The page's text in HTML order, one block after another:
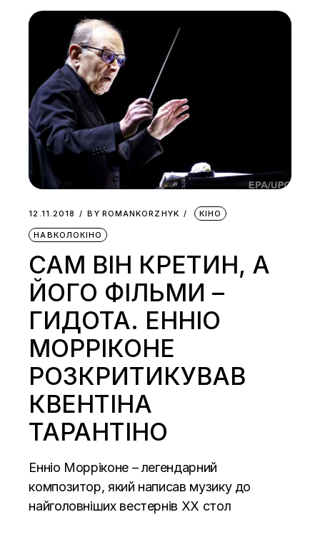
12.11.2018 BY ROMANKORZHYK КІНО
НАВКОЛОКІНО
САМ ВІН КРЕТИН, А
ЙОГО ФІЛЬМИ –
ГИДОТА. ЕННІО
МОРРІКОНЕ
РОЗКРИТИКУВАВ
КВЕНТІНА
ТАРАНТІНО
Енніо Морріконе – легендарний
композитор, який написав музику до
найголовніших вестернів ХХ стол